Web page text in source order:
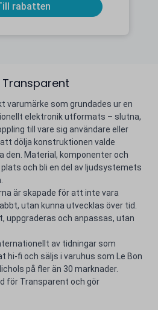
rabatten
varumärke som grundades ur en
elektronik utformats – slutna,
till vare sig användare eller
dölja konstruktionen valde
den. Material, komponenter och
och bli en del av ljudsystemets
är skapade för att inte vara
utan kunna utvecklas över tid.
uppgraderas och anpassas, utan
av tidningar som
hi-fi och säljs i varuhus som Le Bon
på fler än 30 marknader.
för Transparent och gör